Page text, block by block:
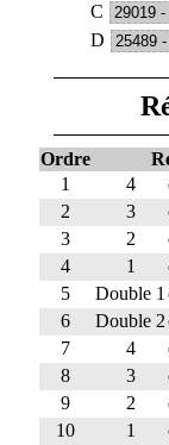
C
D
Ordre
1
4
2
3
3
2
4
1
5
Double 1
6
Double 2
7
4
8
3
9
2
10
1